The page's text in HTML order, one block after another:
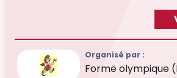
Organisé par :
Forme olympique